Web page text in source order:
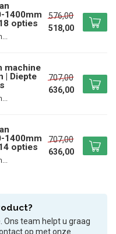
1400mm
opties
576,00
518,00
machine
| Diepte
707,00
636,00
1400mm
opties
707,00
636,00
Ons team helpt u graag
op met onze